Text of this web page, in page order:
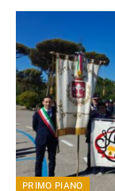
PRIMO PIANO